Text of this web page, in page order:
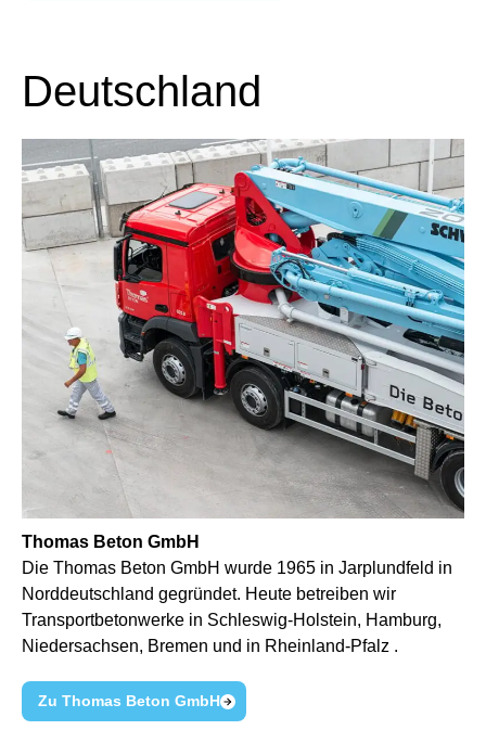
Deutschland
Thomas Beton GmbH
Die Thomas Beton GmbH wurde 1965 in Jarplundfeld in
Norddeutschland gegründet. Heute betreiben wir
Transportbetonwerke in Schleswig-Holstein, Hamburg,
Niedersachsen, Bremen und in Rheinland-Pfalz .
Zu Thomas Beton GmbH